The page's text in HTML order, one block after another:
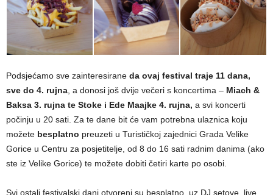
Podsjećamo sve zainteresirane da ovaj festival traje 11 dana,
sve do 4. rujna, a donosi još dvije večeri s koncertima – Miach &
Baksa 3. rujna te Stoke i Ede Maajke 4. rujna, a svi koncerti
počinju u 20 sati. Za te dane bit će vam potrebna ulaznica koju
možete besplatno preuzeti u Turističkoj zajednici Grada Velike
Gorice u Centru za posjetitelje, od 8 do 16 sati radnim danima (ako
ste iz Velike Gorice) te možete dobiti četiri karte po osobi.
Svi ostali festivalski dani otvoreni su besplatno, uz DJ setove, live